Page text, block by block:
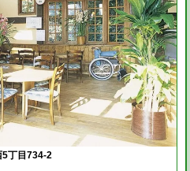
丁目734-2